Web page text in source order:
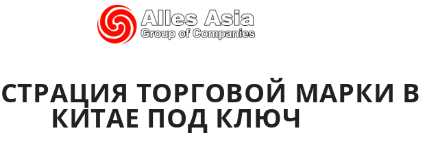
ТОРГОВОЙ МАРКИ В
КИТАЕ ПОД КЛЮЧ